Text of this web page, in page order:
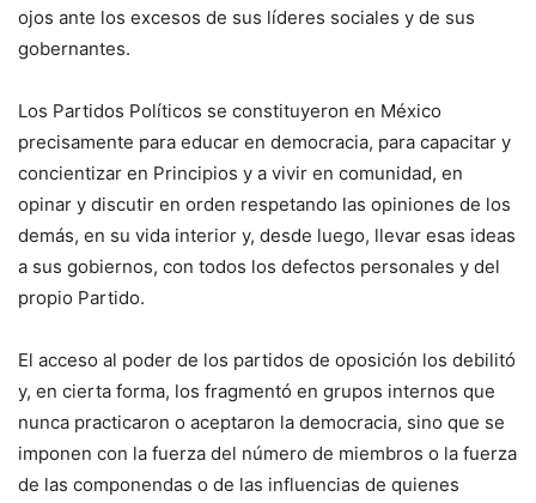
ojos ante los excesos de sus líderes sociales y de sus
gobernantes.
Los Partidos Políticos se constituyeron en México
precisamente para educar en democracia, para capacitar y
concientizar en Principios y a vivir en comunidad, en
opinar y discutir en orden respetando las opiniones de los
demás, en su vida interior y, desde luego, llevar esas ideas
a sus gobiernos, con todos los defectos personales y del
propio Partido.
El acceso al poder de los partidos de oposición los debilitó
y, en cierta forma, los fragmentó en grupos internos que
nunca practicaron o aceptaron la democracia, sino que se
imponen con la fuerza del número de miembros o la fuerza
de las componendas o de las influencias de quienes